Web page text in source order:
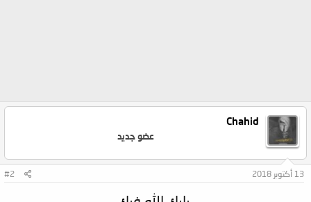
Chahid
عضو جديد
13 أكتوبر 2018 #2